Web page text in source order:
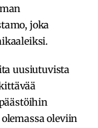
joka
uusiutuvista
oleviin